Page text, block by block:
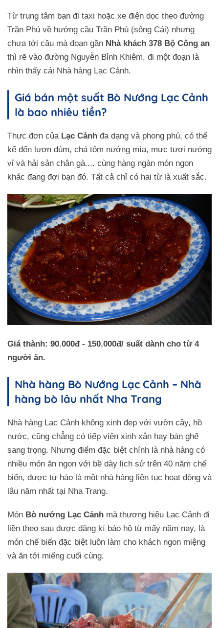
Từ trung tâm bạn đi taxi hoặc xe điện dọc theo đường
Trần Phú về hướng cầu Trần Phú (sông Cái) nhưng
chưa tới cầu mà đoạn gần Nhà khách 378 Bộ Công an
thì rẽ vào đường Nguyễn Bỉnh Khiêm, đi một đoạn là
nhìn thấy cái Nhà hàng Lạc Cảnh.
Giá bán một suất Bò Nướng Lạc Cảnh
là bao nhiêu tiền?
Thực đơn của Lạc Cảnh đa dạng và phong phú, có thể
kể đến lươn đùm, chả tôm nướng mía, mực tươi nướng
vỉ và hải sản chân gà.... cùng hàng ngàn món ngon
khác đang đợi bạn đó. Tất cả chỉ có hai từ là xuất sắc.
Giá thành: 90.000đ - 150.000đ/ suất dành cho từ 4
người ăn.
Nhà hàng Bò Nướng Lạc Cảnh – Nhà
hàng bò lâu nhất Nha Trang
Nhà hàng Lạc Cảnh không xinh đẹp với vườn cây, hồ
nước, cũng chẳng có tiếp viên xinh xắn hay bàn ghế
sang trọng. Nhưng điểm đặc biệt chính là nhà hàng có
nhiều món ăn ngon với bề dày lịch sử trên 40 năm chế
biến, được tự hào là một nhà hàng liên tục hoạt động và
lâu năm nhất tại Nha Trang.
Món Bò nướng Lạc Cảnh mà thương hiệu Lạc Cảnh đi
liền theo sau được đăng kí bảo hộ từ mấy năm nay, là
món chế biến đặc biệt luôn làm cho khách ngon miệng
và ăn tới miếng cuối cùng.